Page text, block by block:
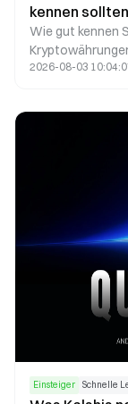
kennen sollten
Wie gut kennen
2026-08-03
Einsteiger Schnelle